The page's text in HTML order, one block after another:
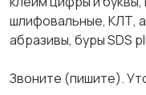
шлифовальные, КЛТ,
абразивы, буры SDS
Звоните (пишите).